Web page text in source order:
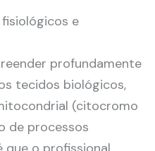
e
profundamente
tecidos biológicos,
(citocromo
de processos